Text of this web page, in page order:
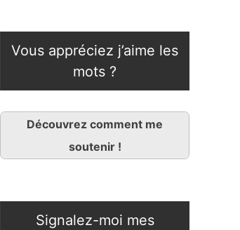
Vous appréciez j’aime les
mots ?
Découvrez comment me
soutenir !
Signalez-moi mes